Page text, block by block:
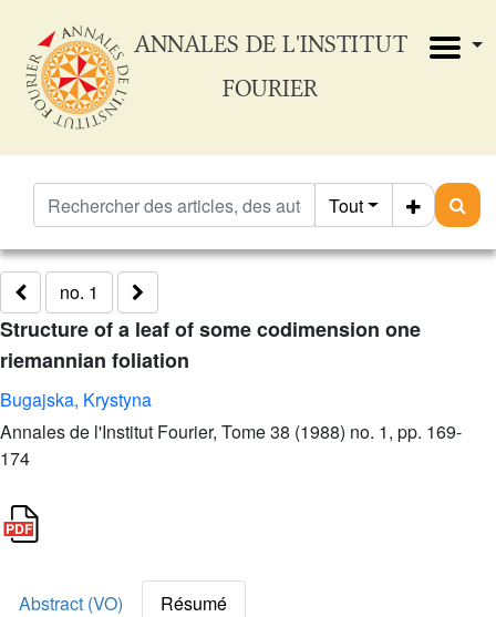
ANNALES DE L'INSTITUT
FOURIER
Tout
no. 1
Structure of a leaf of some codimension one
riemannian foliation
Bugajska, Krystyna
Annales de l'Institut Fourier, Tome 38 (1988) no. 1, pp. 169-
174
Abstract (VO)
Résumé